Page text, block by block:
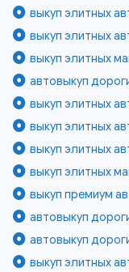
выкуп элитных
выкуп элитных
выкуп элитных
автовыкуп
выкуп элитных
выкуп элитных
выкуп элитных
выкуп элитных
выкуп премиум
автовыкуп
автовыкуп
выкуп элитных